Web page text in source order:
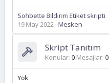
Sohbette Bildirim Etiket skripti
19 May 2022 Mesken
Skript Tanıtım
Konular 0 Mesajlar 0
Yok